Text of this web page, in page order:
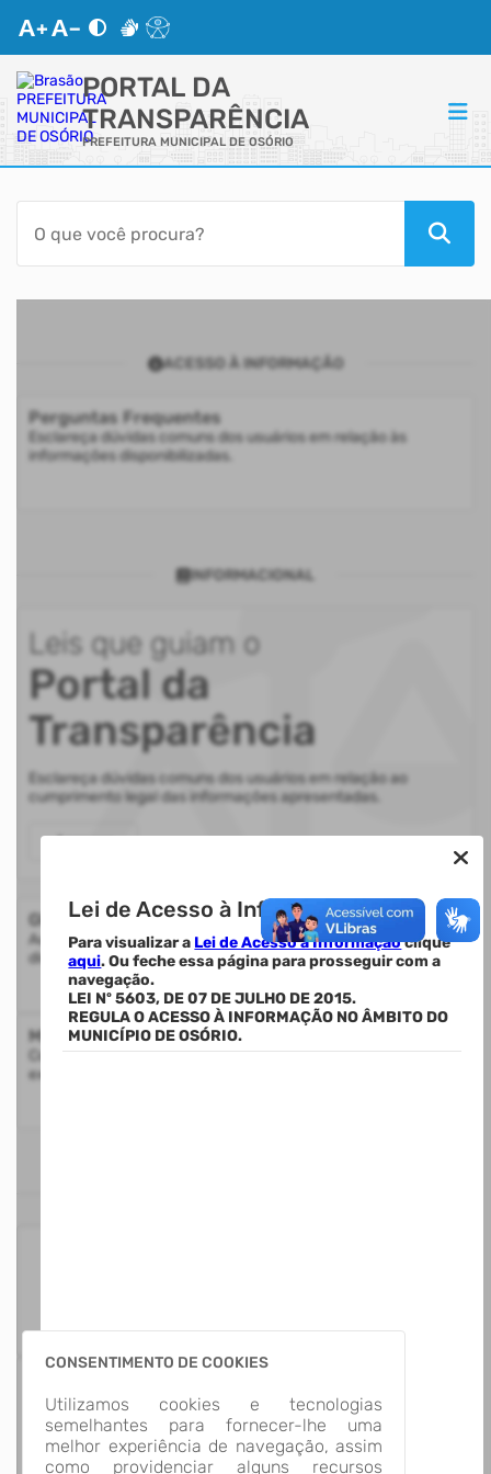
PORTAL DA
TRANSPARÊNCIA
PREFEITURA MUNICIPAL DE OSÓRIO
ACESSO RÁPIDO
Acessibilidade
Autoatendimento
Mapa do Site
Lei de Acesso à Informação.
Para visualizar a Lei de Acesso à Informaçãoclique
aqui. Ou feche essa página para prosseguir com a
navegação.
LEI Nº 5603, DE 07 DE JULHO DE 2015.
REGULA O ACESSO À INFORMAÇÃO NO ÂMBITO DO
MUNICÍPIO DE OSÓRIO.
CONSENTIMENTO DE COOKIES
Utilizamos cookies e tecnologias
semelhantes para fornecer-lhe uma
melhor experiência de navegação, assim
como providenciar alguns recursos
ACESSO À INFORMAÇÃO
Perguntas Frequentes
Esclareça dúvidas comuns dos usuários em relação às
informações disponibilizadas.
INFORMACIONAL
Leis que guiam o
Portal da
Transparência
Esclareça dúvidas comuns dos usuários em relação ao
cumprimento legal das informações apresentadas.
Acessar
Glossário
Auxilia na compreensão de termos utilizados nas informações
disponibilizadas.
Mapa do Site
Consulte a estrutura do Portal da Transparência com a
exibição de todos os itens disponíveis
13 Grupos de
Informação